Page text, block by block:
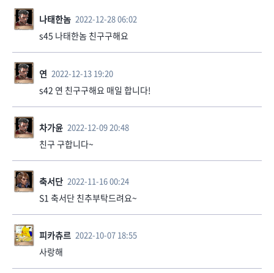
나태한놈 2022-12-28 06:02
s45 나태한놈 친구구해요
연 2022-12-13 19:20
s42 연 친구구해요 매일 합니다!
차가윤 2022-12-09 20:48
친구 구합니다~
축서단 2022-11-16 00:24
S1 축서단 친추부탁드려요~
피카츄르 2022-10-07 18:55
사랑해